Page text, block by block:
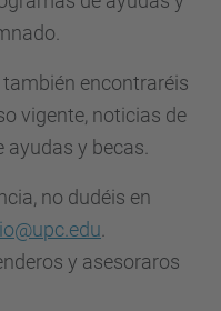
encontraréis
vigente, noticias de
y becas.
no dudéis en
y asesoraros